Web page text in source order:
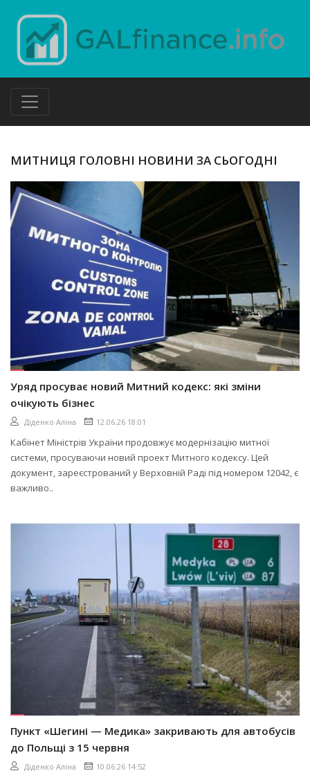
МИТНИЦЯ ГОЛОВНІ НОВИНИ ЗА СЬОГОДНІ
Уряд просуває новий Митний кодекс: які зміни
очікують бізнес
Діденко Аліна 12.06.26 18:01
Кабінет Міністрів України продовжує модернізацію митної
системи, просуваючи новий проект Митного кодексу. Цей
документ, зареєстрований у Верховній Раді під номером 12042, є
важливо..
Пункт «Шегині — Медика» закривають для автобусів
до Польщі з 15 червня
Діденко Аліна 10.06.26 14:52